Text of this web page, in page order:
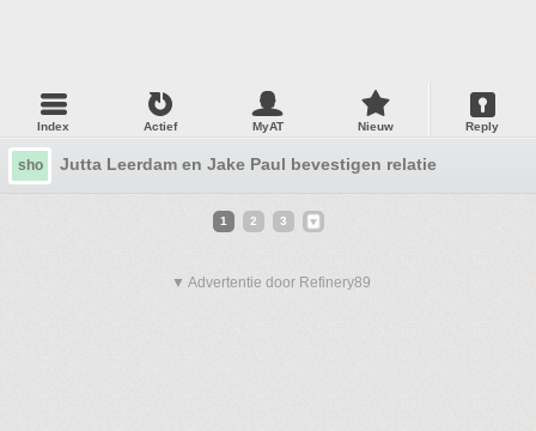
Index Actief MyAT Nieuw Reply
sho Jutta Leerdam en Jake Paul bevestigen relatie
1 2 3
▼ Advertentie door Refinery89